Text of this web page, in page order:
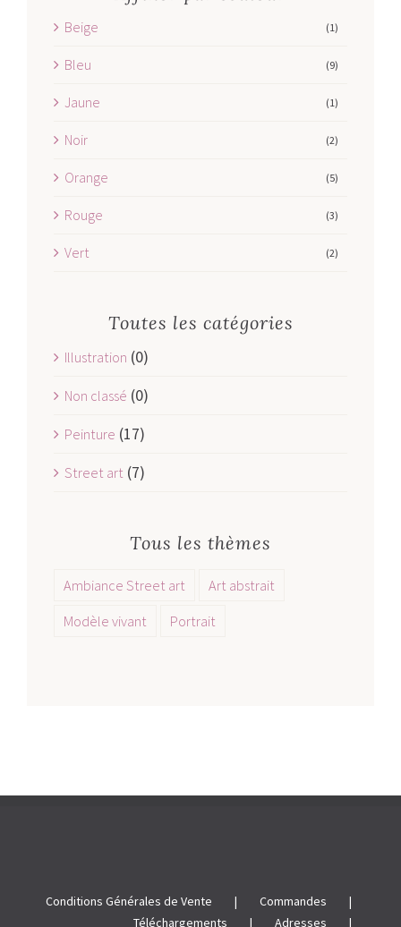
Beige (1)
Bleu (9)
Jaune (1)
Noir (2)
Orange (5)
Rouge (3)
Vert (2)
Toutes les catégories
Illustration (0)
Non classé (0)
Peinture (17)
Street art (7)
Tous les thèmes
Ambiance Street art
Art abstrait
Modèle vivant
Portrait
Conditions Générales de Vente
Commandes
Téléchargements
Adresses